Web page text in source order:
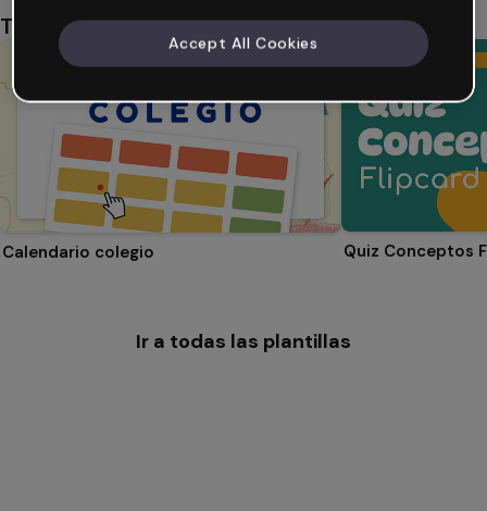
También te puede gustar
Calendario colegio Quiz Conceptos
Ir a todas las plantillas
Accept All Cookies